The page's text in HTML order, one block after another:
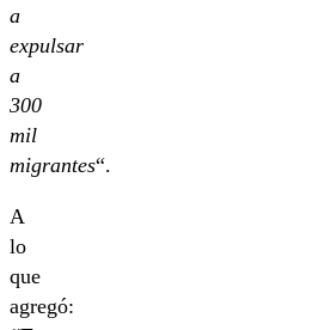
a
expulsar
a
300
mil
migrantes“.
A
lo
que
agregó: